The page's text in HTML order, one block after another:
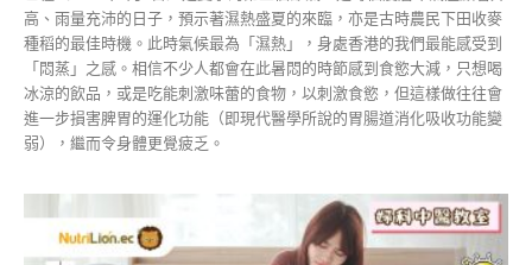
高、雨量充沛的日子，預示著濕熱盛夏的來臨，亦是古時農民下田收麥
種稻的最佳時機。此時氣候最為「濕熱」，身處香港的我們最能感受到
「悶蒸」之感。相信不少人都會在此暑悶的時節感到食慾大減，只想喝
冰涼的飲品，或是吃能刺激味蕾的食物，以刺激食慾，但這樣做往往會
進一步損害脾胃的運化功能（即現代醫學所說的胃腸道消化吸收功能變
弱），繼而令身體更覺疲乏。